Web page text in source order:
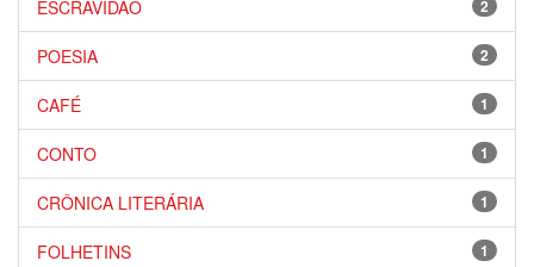
2
ESCRAVIDÃO
2
POESIA
1
CAFÉ
1
CONTO
1
CRÔNICA LITERÁRIA
1
FOLHETINS